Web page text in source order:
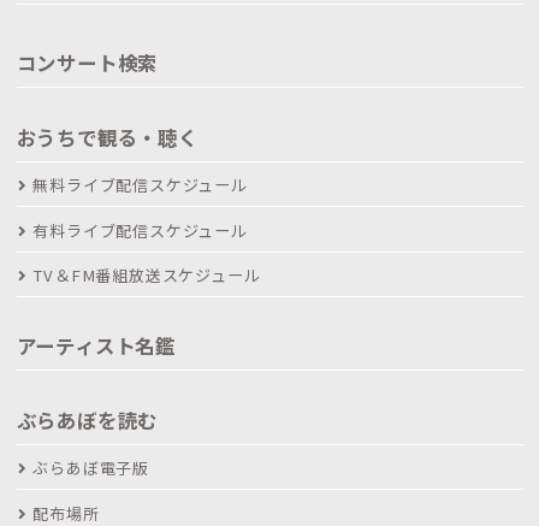
コンサート検索
おうちで観る・聴く
無料ライブ配信スケジュール
有料ライブ配信スケジュール
TV＆FM番組放送スケジュール
アーティスト名鑑
ぶらあぼを読む
ぶらあぼ電子版
配布場所